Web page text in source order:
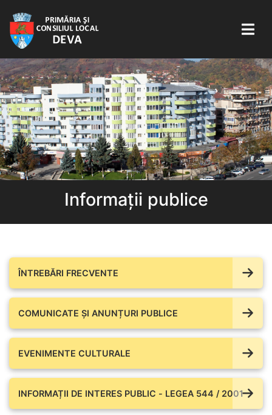
Informații publice
ÎNTREBĂRI FRECVENTE
COMUNICATE ŞI ANUNȚURI PUBLICE
EVENIMENTE CULTURALE
INFORMAȚII DE INTERES PUBLIC - LEGEA 544 / 2001